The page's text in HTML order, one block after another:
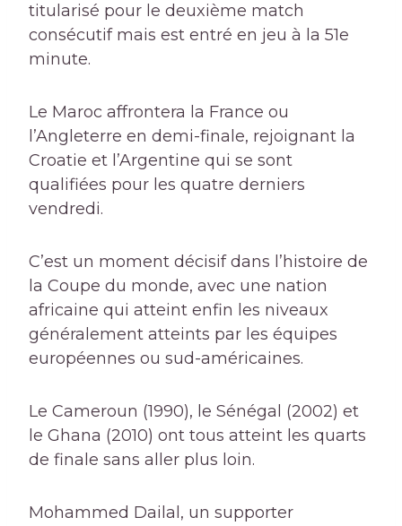
titularisé pour le deuxième match
consécutif mais est entré en jeu à la 51e
minute.
Le Maroc affrontera la France ou
l’Angleterre en demi-finale, rejoignant la
Croatie et l’Argentine qui se sont
qualifiées pour les quatre derniers
vendredi.
C’est un moment décisif dans l’histoire de
la Coupe du monde, avec une nation
africaine qui atteint enfin les niveaux
généralement atteints par les équipes
européennes ou sud-américaines.
Le Cameroun (1990), le Sénégal (2002) et
le Ghana (2010) ont tous atteint les quarts
de finale sans aller plus loin.
Mohammed Dailal, un supporter